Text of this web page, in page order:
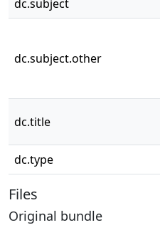
dc.subject
dc.subject.other
dc.title
dc.type
Files
Original bundle